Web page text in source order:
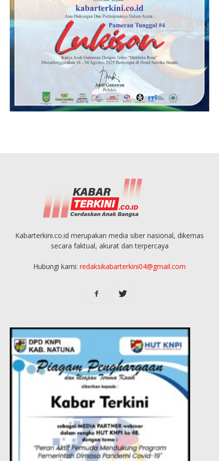
Kabarterkini.co.id merupakan media siber nasional, dikemas
secara faktual, akurat dan terpercaya
Hubungi kami: redaksikabarterkini04@gmail.com